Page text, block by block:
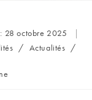
28 octobre 2025
/ Actualités /